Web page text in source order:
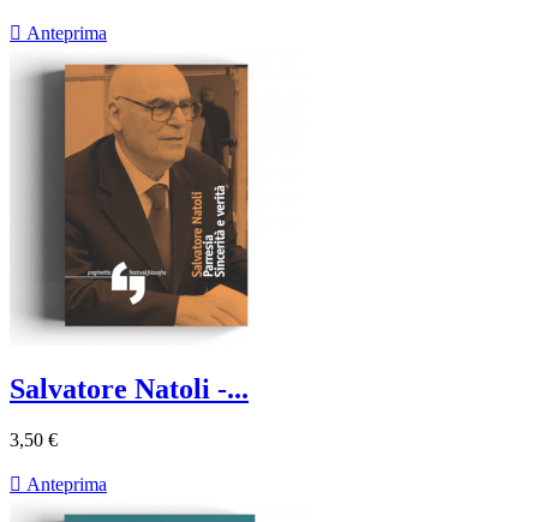
 Anteprima
Salvatore Natoli -...
3,50 €
 Anteprima